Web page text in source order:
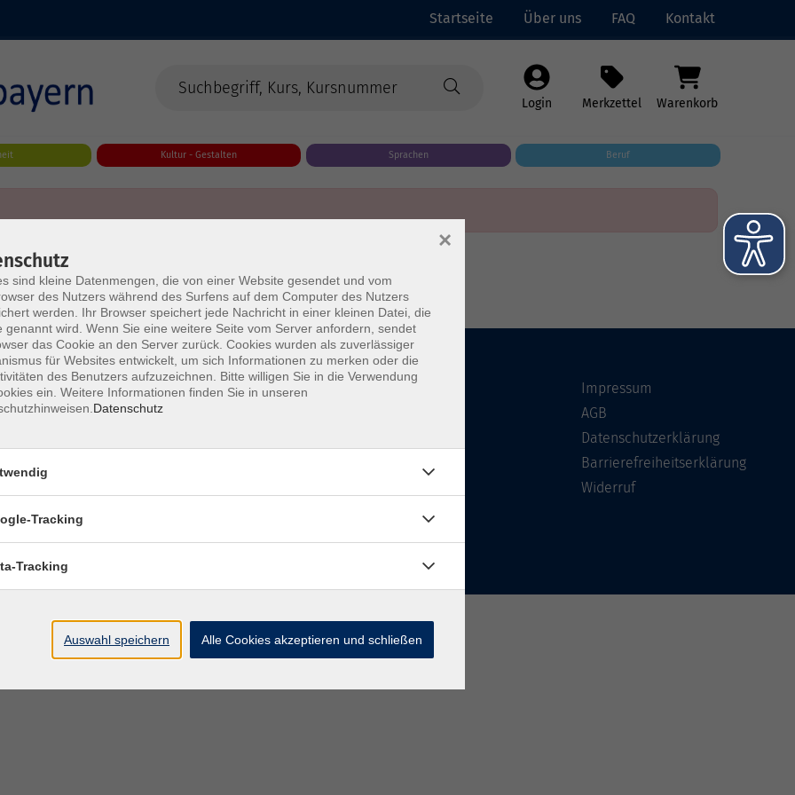
Startseite Über uns FAQ Kontakt
Login Merkzettel Warenkorb
Kultur - Gestalten Sprachen Beruf
Startseite
Impressum
AGB
Datenschutzerklärung
Barrierefreiheitserklärung
Widerruf
sind kleine Datenmengen, die von einer Website gesendet und vom
des Nutzers während des Surfens auf dem Computer des Nutzers
werden. Ihr Browser speichert jede Nachricht in einer kleinen Datei, die
genannt wird. Wenn Sie eine weitere Seite vom Server anfordern, sendet
das Cookie an den Server zurück. Cookies wurden als zuverlässiger
für Websites entwickelt, um sich Informationen zu merken oder die
des Benutzers aufzuzeichnen. Bitte willigen Sie in die Verwendung
ein. Weitere Informationen finden Sie in unseren
Datenschutz
×
Tracking
Tracking
Auswahl speichern Alle Cookies akzeptieren und schließen